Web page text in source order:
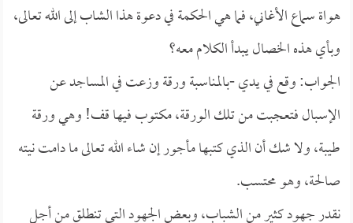
هواة سماع الأغاني، فما هي الحكمة في دعوة هذا الشاب إلى الله تعالى،
وبأي هذه الخصال يبدأ الكلام معه؟
الجواب: وقع في يدي -بالمناسبة ورقة وزعت في المساجد عن
الإسبال فتعجبت من تلك الورقة، مكتوب فيها قف! وهي ورقة
طيبة، ولا شك أن الذي كتبها مأجور إن شاء الله تعالى ما دامت نيته
صالحة، وهو محتسب.
نقدر جهود كثير من الشباب، وبعض الجهود التي تنطلق من أجل